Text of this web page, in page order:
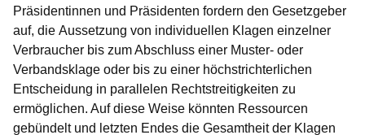
Präsidentinnen und Präsidenten fordern den Gesetzgeber
auf, die Aussetzung von individuellen Klagen einzelner
Verbraucher bis zum Abschluss einer Muster- oder
Verbandsklage oder bis zu einer höchstrichterlichen
Entscheidung in parallelen Rechtstreitigkeiten zu
ermöglichen. Auf diese Weise könnten Ressourcen
gebündelt und letzten Endes die Gesamtheit der Klagen